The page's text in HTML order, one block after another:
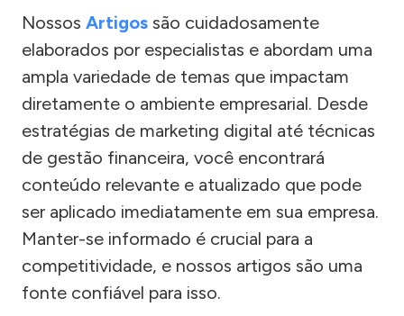
Nossos Artigos são cuidadosamente
elaborados por especialistas e abordam uma
ampla variedade de temas que impactam
diretamente o ambiente empresarial. Desde
estratégias de marketing digital até técnicas
de gestão financeira, você encontrará
conteúdo relevante e atualizado que pode
ser aplicado imediatamente em sua empresa.
Manter-se informado é crucial para a
competitividade, e nossos artigos são uma
fonte confiável para isso.